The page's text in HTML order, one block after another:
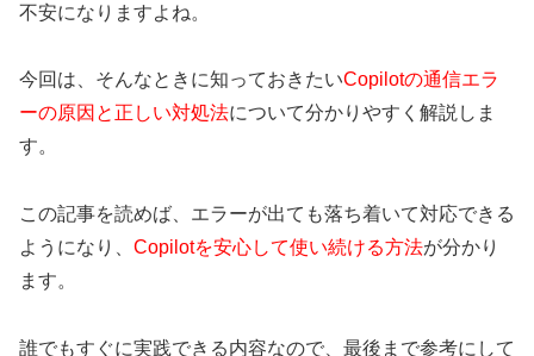
不安になりますよね。
今回は、そんなときに知っておきたいCopilotの通信エラ
ーの原因と正しい対処法について分かりやすく解説しま
す。
この記事を読めば、エラーが出ても落ち着いて対応できる
ようになり、 Copilotを安心して使い続ける方法が分かり
ます。
誰でもすぐに実践できる内容なので、最後まで参考にして